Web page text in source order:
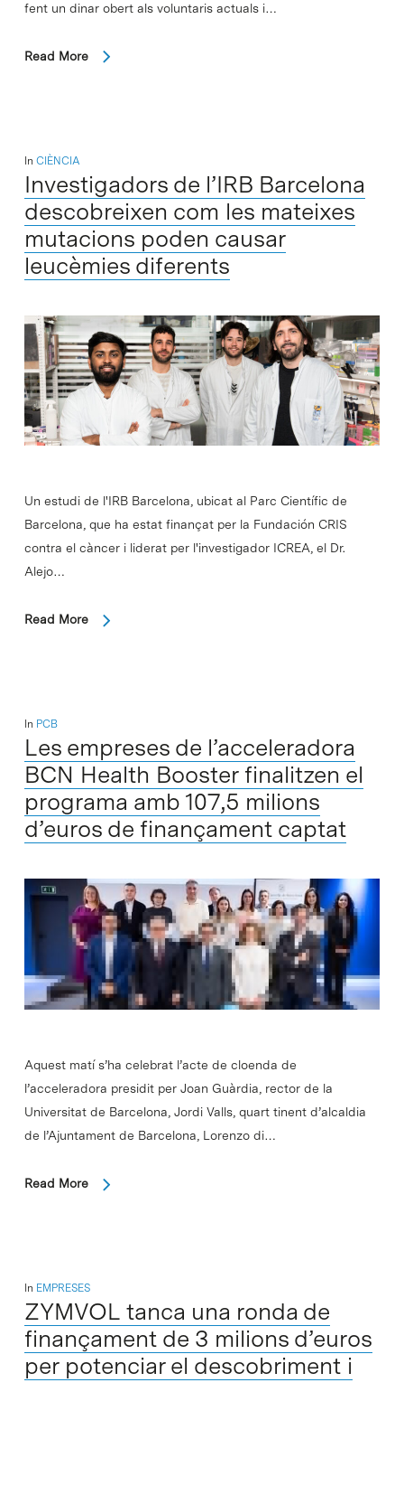
fent un dinar obert als voluntaris actuals i…
Read More
In CIÈNCIA
Investigadors de l’IRB Barcelona
descobreixen com les mateixes
mutacions poden causar
leucèmies diferents
Un estudi de l'IRB Barcelona, ​​ubicat al Parc Científic de
Barcelona, ​​que ha estat finançat per la Fundación CRIS
contra el càncer i liderat per l'investigador ICREA, el Dr.
Alejo…
Read More
In PCB
Les empreses de l’acceleradora
BCN Health Booster finalitzen el
programa amb 107,5 milions
d’euros de finançament captat
Aquest matí s’ha celebrat l’acte de cloenda de
l’acceleradora presidit per Joan Guàrdia, rector de la
Universitat de Barcelona, Jordi Valls, quart tinent d’alcaldia
de l’Ajuntament de Barcelona, Lorenzo di…
Read More
In EMPRESES
ZYMVOL tanca una ronda de
finançament de 3 milions d’euros
per potenciar el descobriment i